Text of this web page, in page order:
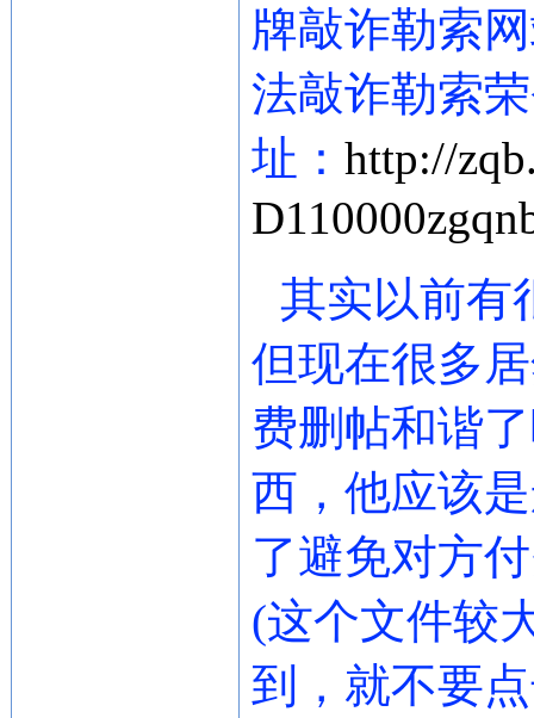
牌敲诈勒索
法敲诈勒索
址： http://
其实以前有
但现在很多
费删帖和谐
西，他应该
了避免对方
(这个文件较
到，就不要